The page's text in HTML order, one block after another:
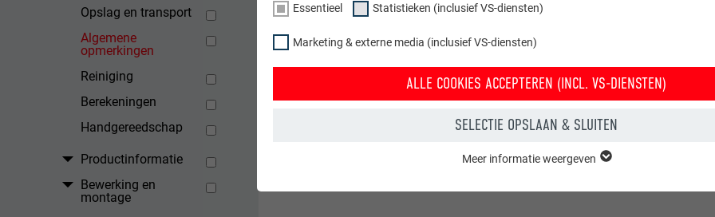
Opslag en transport
Algemene
opmerkingen
Reiniging
Berekeningen
Handgereedschap
Productinformatie
Bewerking en
montage
Essentieel Statistieken (inclusief VS-diensten)
Marketing & externe media (inclusief VS-diensten)
ALLE COOKIES ACCEPTEREN (INCL. VS-DIENSTEN)
SELECTIE OPSLAAN & SLUITEN
Meer informatie weergeven